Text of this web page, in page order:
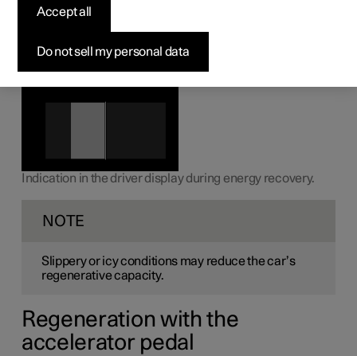
The car recovers the brake energy and regenerates
current to the battery when the driver releases the
accelerator pedal or when the foot brake is used.
Indication in the driver display during energy recovery.
NOTE
Slippery or icy conditions may reduce the car’s
regenerative capacity.
Regeneration with the
accelerator pedal
Do not sell my personal data
Accept all